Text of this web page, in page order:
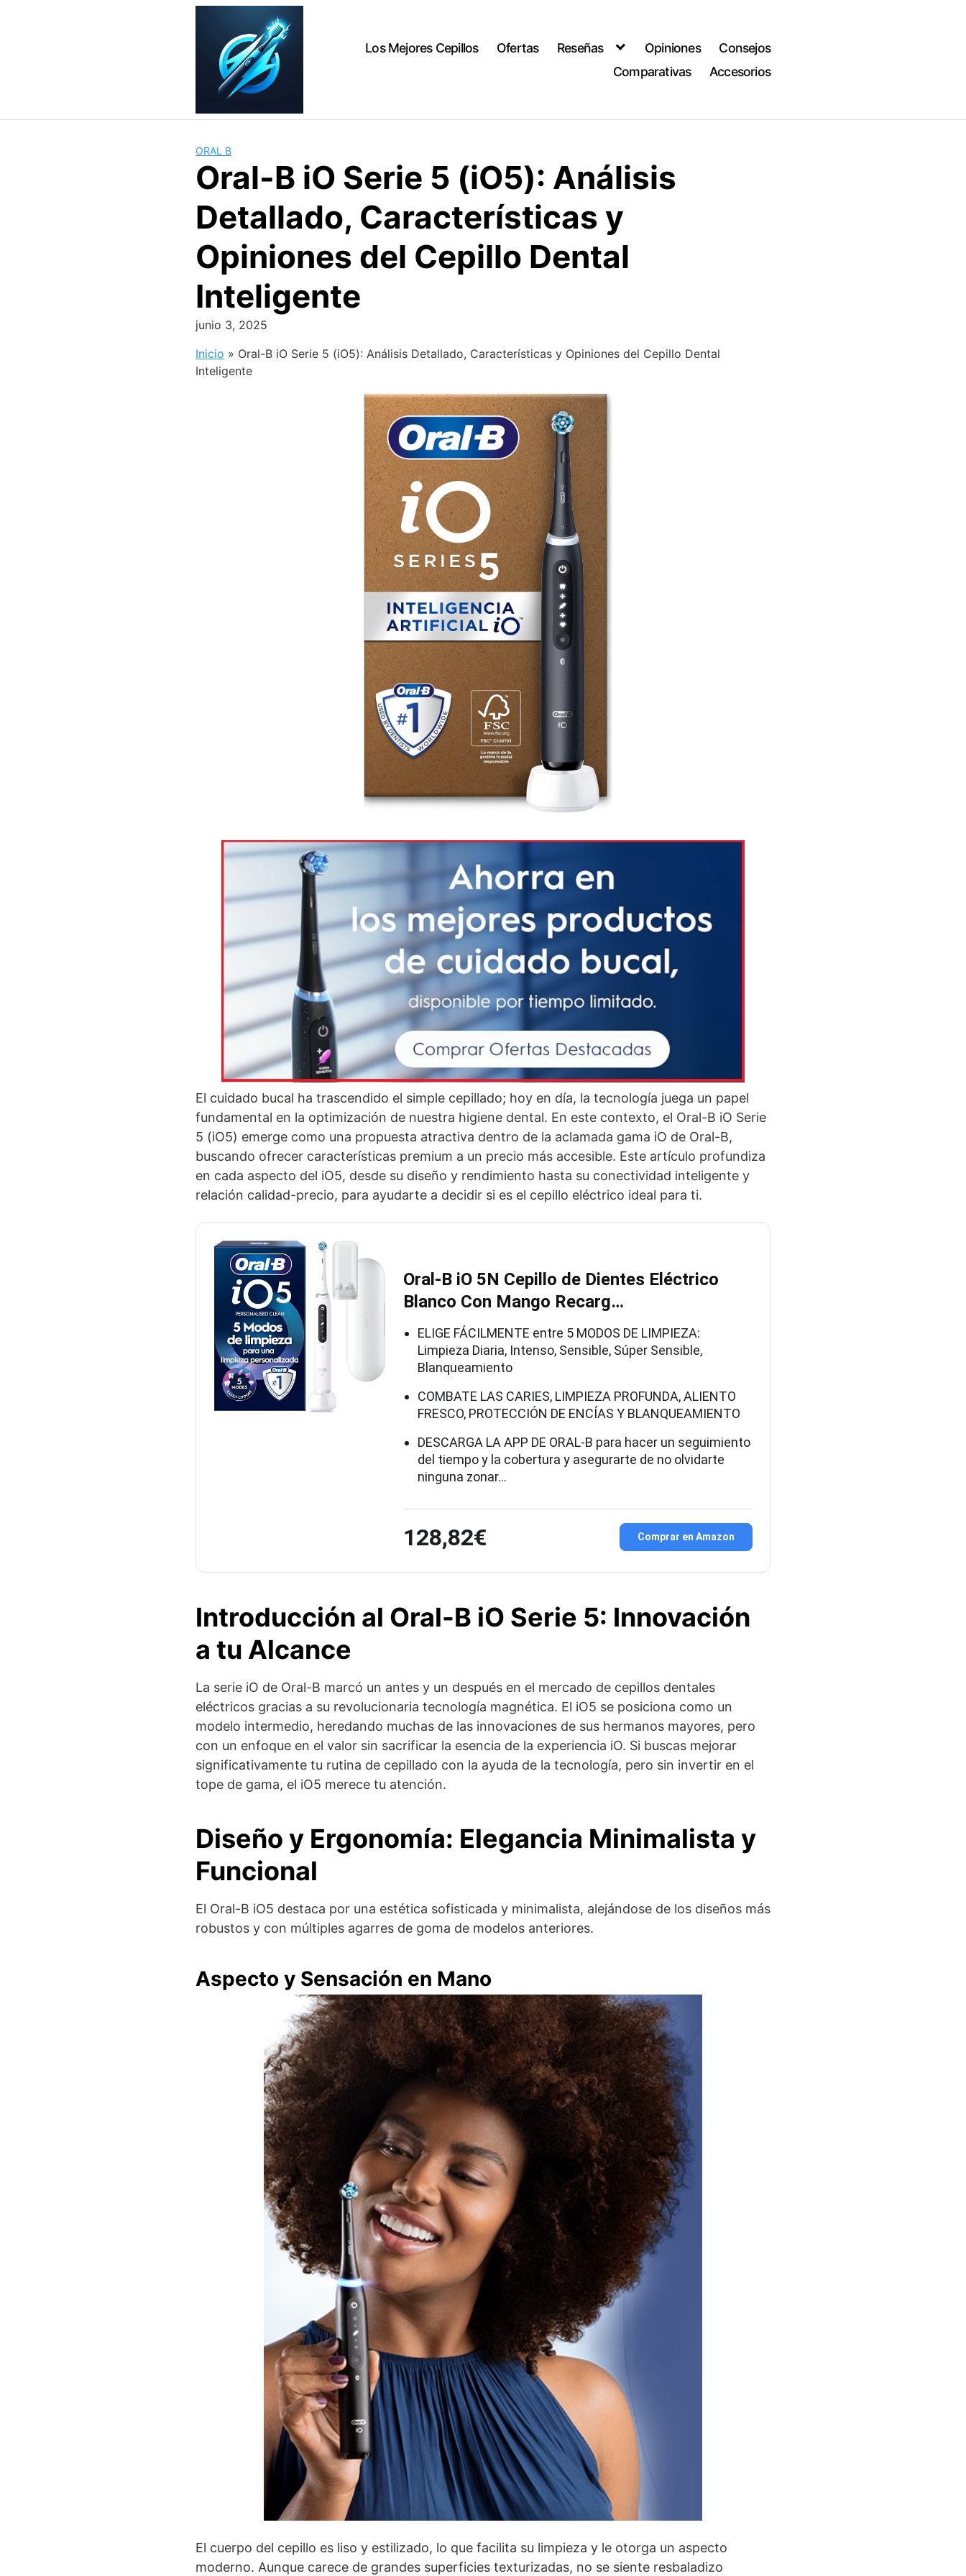
Los Mejores Cepillos Ofertas Reseñas Opiniones
Consejos
Comparativas
Accesorios
ORAL B
Oral-B iO Serie 5 (iO5): Análisis
Detallado, Características y
Opiniones del Cepillo Dental
Inteligente
junio 3, 2025
Inicio » Oral-B iO Serie 5 (iO5): Análisis Detallado, Características y Opiniones del Cepillo Dental
Inteligente
El cuidado bucal ha trascendido el simple cepillado; hoy en día, la tecnología juega un papel
fundamental en la optimización de nuestra higiene dental. En este contexto, el Oral-B iO Serie
5 (iO5) emerge como una propuesta atractiva dentro de la aclamada gama iO de Oral-B,
buscando ofrecer características premium a un precio más accesible. Este artículo profundiza
en cada aspecto del iO5, desde su diseño y rendimiento hasta su conectividad inteligente y
relación calidad-precio, para ayudarte a decidir si es el cepillo eléctrico ideal para ti.
Oral-B iO 5N Cepillo de Dientes Eléctrico
Blanco Con Mango Recarg…
ELIGE FÁCILMENTE entre 5 MODOS DE LIMPIEZA:
Limpieza Diaria, Intenso, Sensible, Súper Sensible,
Blanqueamiento
COMBATE LAS CARIES, LIMPIEZA PROFUNDA, ALIENTO
FRESCO, PROTECCIÓN DE ENCÍAS Y BLANQUEAMIENTO
DESCARGA LA APP DE ORAL-B para hacer un seguimiento
del tiempo y la cobertura y asegurarte de no olvidarte
ninguna zonar…
128,82€ Comprar en Amazon
Introducción al Oral-B iO Serie 5: Innovación
a tu Alcance
La serie iO de Oral-B marcó un antes y un después en el mercado de cepillos dentales
eléctricos gracias a su revolucionaria tecnología magnética. El iO5 se posiciona como un
modelo intermedio, heredando muchas de las innovaciones de sus hermanos mayores, pero
con un enfoque en el valor sin sacrificar la esencia de la experiencia iO. Si buscas mejorar
significativamente tu rutina de cepillado con la ayuda de la tecnología, pero sin invertir en el
tope de gama, el iO5 merece tu atención.
Diseño y Ergonomía: Elegancia Minimalista y
Funcional
El Oral-B iO5 destaca por una estética sofisticada y minimalista, alejándose de los diseños más
robustos y con múltiples agarres de goma de modelos anteriores.
Aspecto y Sensación en Mano
El cuerpo del cepillo es liso y estilizado, lo que facilita su limpieza y le otorga un aspecto
moderno. Aunque carece de grandes superficies texturizadas, no se siente resbaladizo